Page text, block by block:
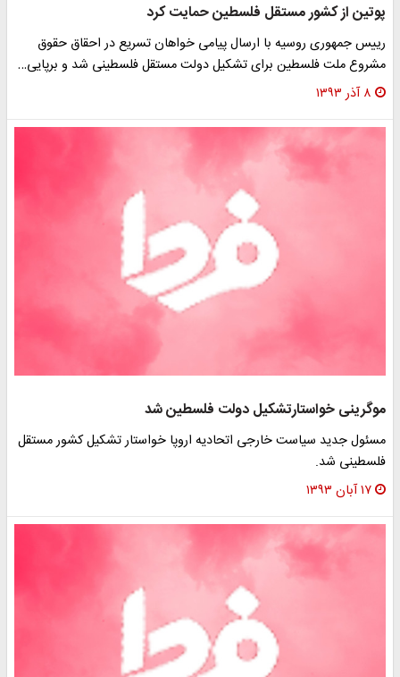
پوتین از کشور مستقل فلسطین حمایت کرد
رییس جمهوری روسیه با ارسال پیامی خواهان تسریع در احقاق حقوق
مشروع ملت فلسطین برای تشکیل دولت مستقل فلسطینی شد و برپایی…
۸ آذر ۱۳۹۳
موگرینی خواستارتشکیل دولت فلسطین شد
مسئول جدید سیاست خارجی اتحادیه اروپا خواستار تشکیل کشور مستقل
فلسطینی شد.
۱۷ آبان ۱۳۹۳